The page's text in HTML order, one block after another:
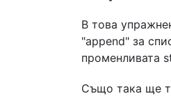
В това
"append" за
променливата
Също така ще